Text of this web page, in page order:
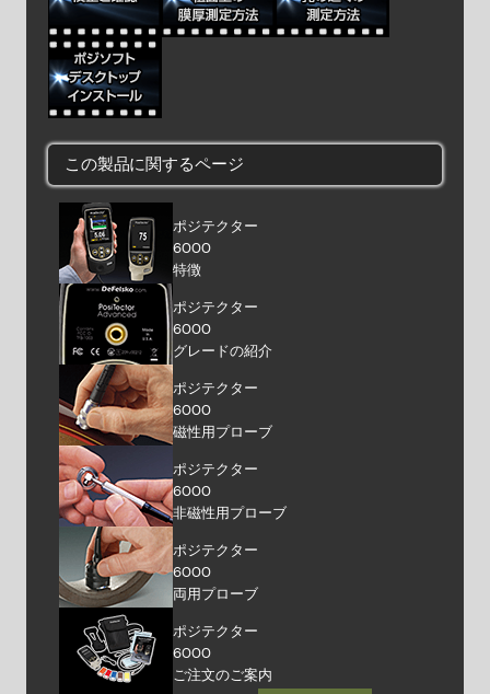
この製品に関するページ
ポジテクター
6000
特徴
ポジテクター
6000
グレードの紹介
ポジテクター
6000
磁性用プローブ
ポジテクター
6000
非磁性用プローブ
ポジテクター
6000
両用プローブ
ポジテクター
6000
ご注文のご案内